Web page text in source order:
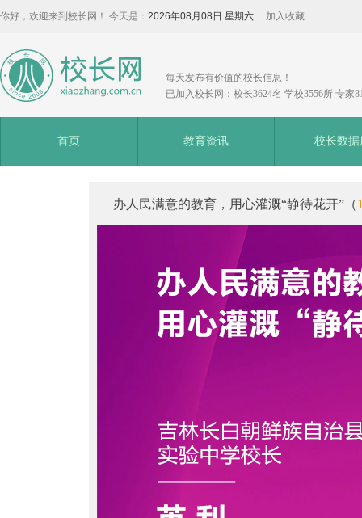
你好，欢迎来到校长网！ 今天是： 2026年08月08日 星期六 加入收藏
每天发布有价值的校长信息！
已加入校长网：校长3624名 学校3556所 专家
首页 教育资讯 校长数据
办人民满意的教育，用心灌溉“静待花开”（